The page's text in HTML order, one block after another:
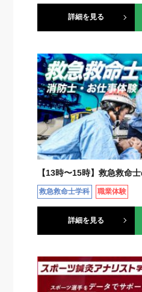
詳細を見る
【13時〜15時】救急救命
救急救命士学科 職業体験
詳細を見る